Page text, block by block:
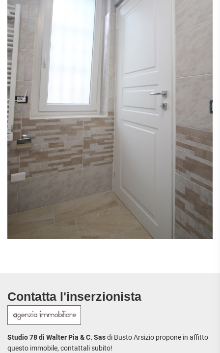
Contatta l'inserzionista
Studio 78 di Walter Pia & C. Sasdi Busto Arsizio propone in affitto
questo immobile, contattali subito!